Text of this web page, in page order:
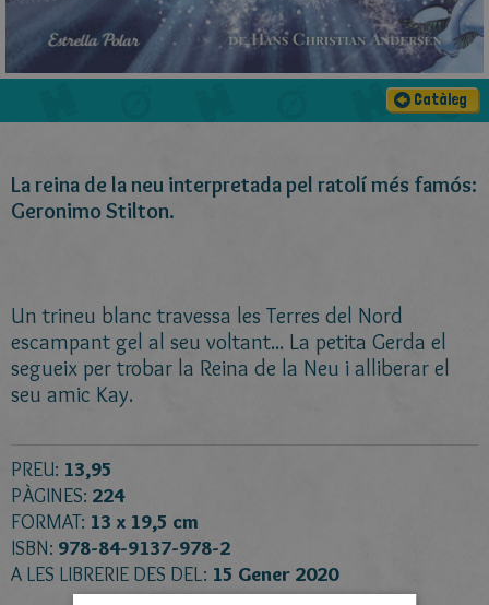
Catàleg
La reina de la neu interpretada pel ratolí més famós:
Geronimo Stilton.
Un trineu blanc travessa les Terres del Nord
escampant gel al seu voltant... La petita Gerda el
segueix per trobar la Reina de la Neu i alliberar el
seu amic Kay.
PREU: 13,95
PÀGINES: 224
FORMAT: 13 x 19,5 cm
ISBN: 978-84-9137-978-2
A LES LIBRERIE DES DEL: 15 Gener 2020